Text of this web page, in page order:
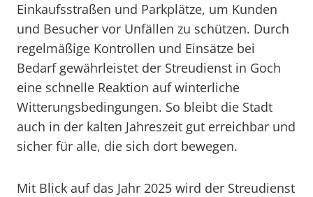
Einkaufsstraßen und Parkplätze, um Kunden
und Besucher vor Unfällen zu schützen. Durch
regelmäßige Kontrollen und Einsätze bei
Bedarf gewährleistet der Streudienst in Goch
eine schnelle Reaktion auf winterliche
Witterungsbedingungen. So bleibt die Stadt
auch in der kalten Jahreszeit gut erreichbar und
sicher für alle, die sich dort bewegen.
Mit Blick auf das Jahr 2025 wird der Streudienst